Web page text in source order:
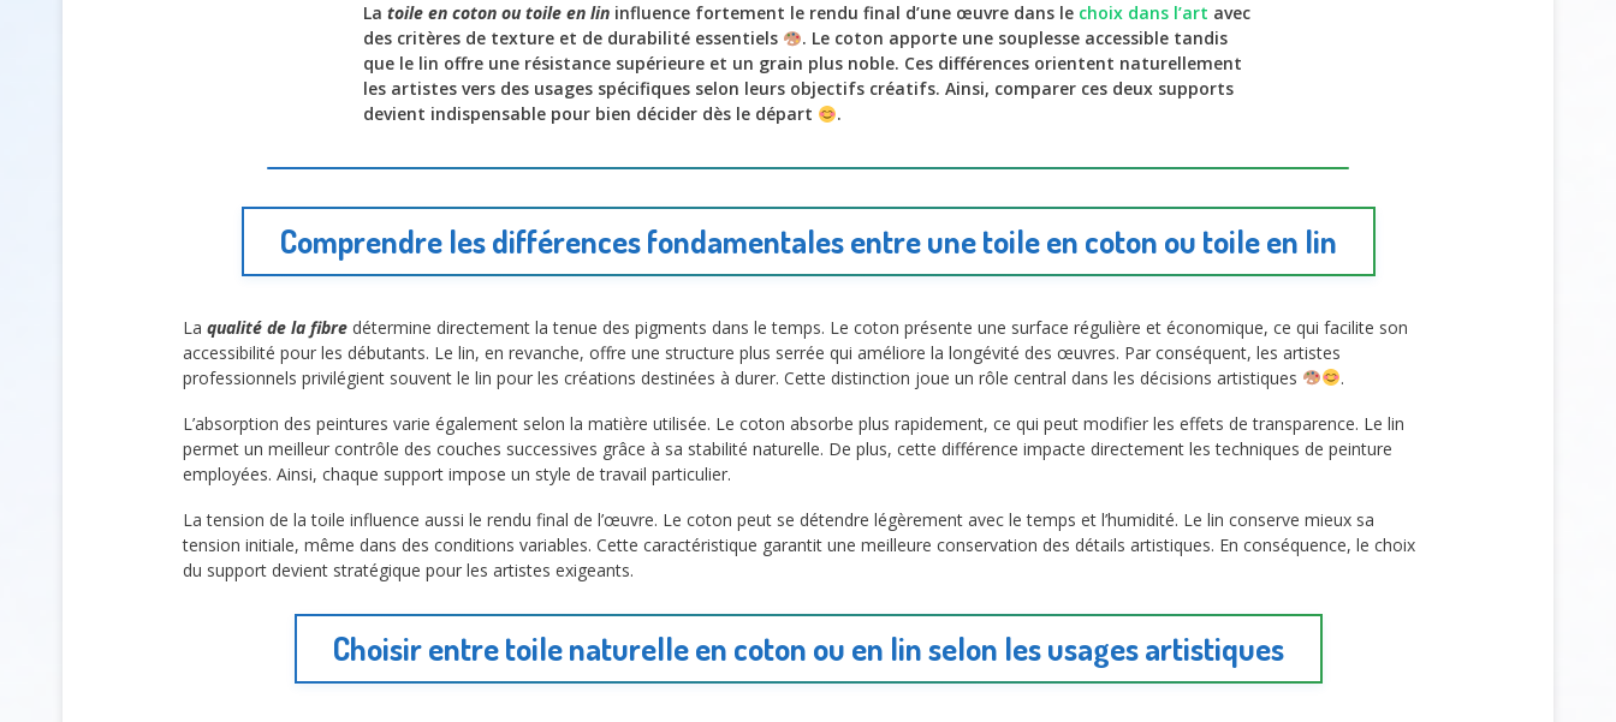
La toile en coton ou toile en lin influence fortement le rendu final d’une œuvre dans le choix dans l’art avec
des critères de texture et de durabilité essentiels
. Le coton apporte une souplesse accessible tandis
que le lin offre une résistance supérieure et un grain plus noble. Ces différences orientent naturellement
les artistes vers des usages spécifiques selon leurs objectifs créatifs. Ainsi, comparer ces deux supports
devient indispensable pour bien décider dès le départ
.
Comprendre les différences fondamentales entre une toile en coton ou toile en lin
La qualité de la fibre détermine directement la tenue des pigments dans le temps. Le coton présente une surface régulière et économique, ce qui facilite son
accessibilité pour les débutants. Le lin, en revanche, offre une structure plus serrée qui améliore la longévité des œuvres. Par conséquent, les artistes
professionnels privilégient souvent le lin pour les créations destinées à durer. Cette distinction joue un rôle central dans les décisions artistiques
.
L’absorption des peintures varie également selon la matière utilisée. Le coton absorbe plus rapidement, ce qui peut modifier les effets de transparence. Le lin
permet un meilleur contrôle des couches successives grâce à sa stabilité naturelle. De plus, cette différence impacte directement les techniques de peinture
employées. Ainsi, chaque support impose un style de travail particulier.
La tension de la toile influence aussi le rendu final de l’œuvre. Le coton peut se détendre légèrement avec le temps et l’humidité. Le lin conserve mieux sa
tension initiale, même dans des conditions variables. Cette caractéristique garantit une meilleure conservation des détails artistiques. En conséquence, le choix
du support devient stratégique pour les artistes exigeants.
Choisir entre toile naturelle en coton ou en lin selon les usages artistiques